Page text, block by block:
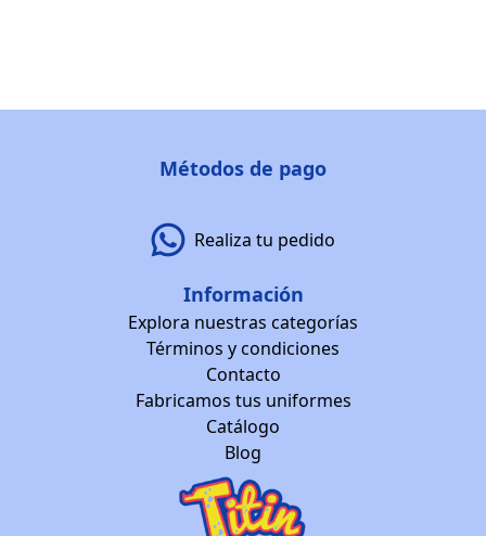
Métodos de pago
Realiza tu pedido
Información
Explora nuestras categorías
Términos y condiciones
Contacto
Fabricamos tus uniformes
Catálogo
Blog